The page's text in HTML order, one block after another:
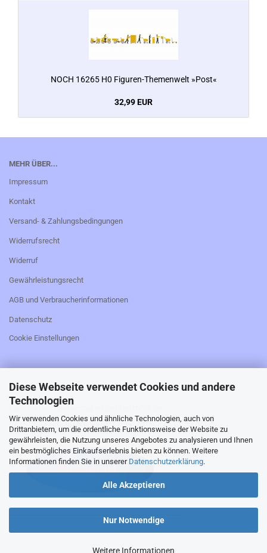
Diese Webseite verwendet Cookies und andere
Technologien
Wir verwenden Cookies und ähnliche Technologien, auch von
Drittanbietern, um die ordentliche Funktionsweise der Website zu
gewährleisten, die Nutzung unseres Angebotes zu analysieren und Ihnen
ein bestmögliches Einkaufserlebnis bieten zu können. Weitere
Informationen finden Sie in unserer Datenschutzerklärung.
Alle Akzeptieren
Nur Notwendige
Weitere Informationen
NOCH 16265 H0 Figuren-Themenwelt »Post«
32,99 EUR
MEHR ÜBER...
Impressum
Kontakt
Versand- & Zahlungsbedingungen
Widerrufsrecht
Widerruf
Gewährleistungsrecht
AGB und Verbraucherinformationen
Datenschutz
Cookie Einstellungen
_________________________________________________
Falls Sie den Kaufvertrag widerrufen möchten,
bitte hier klicken: